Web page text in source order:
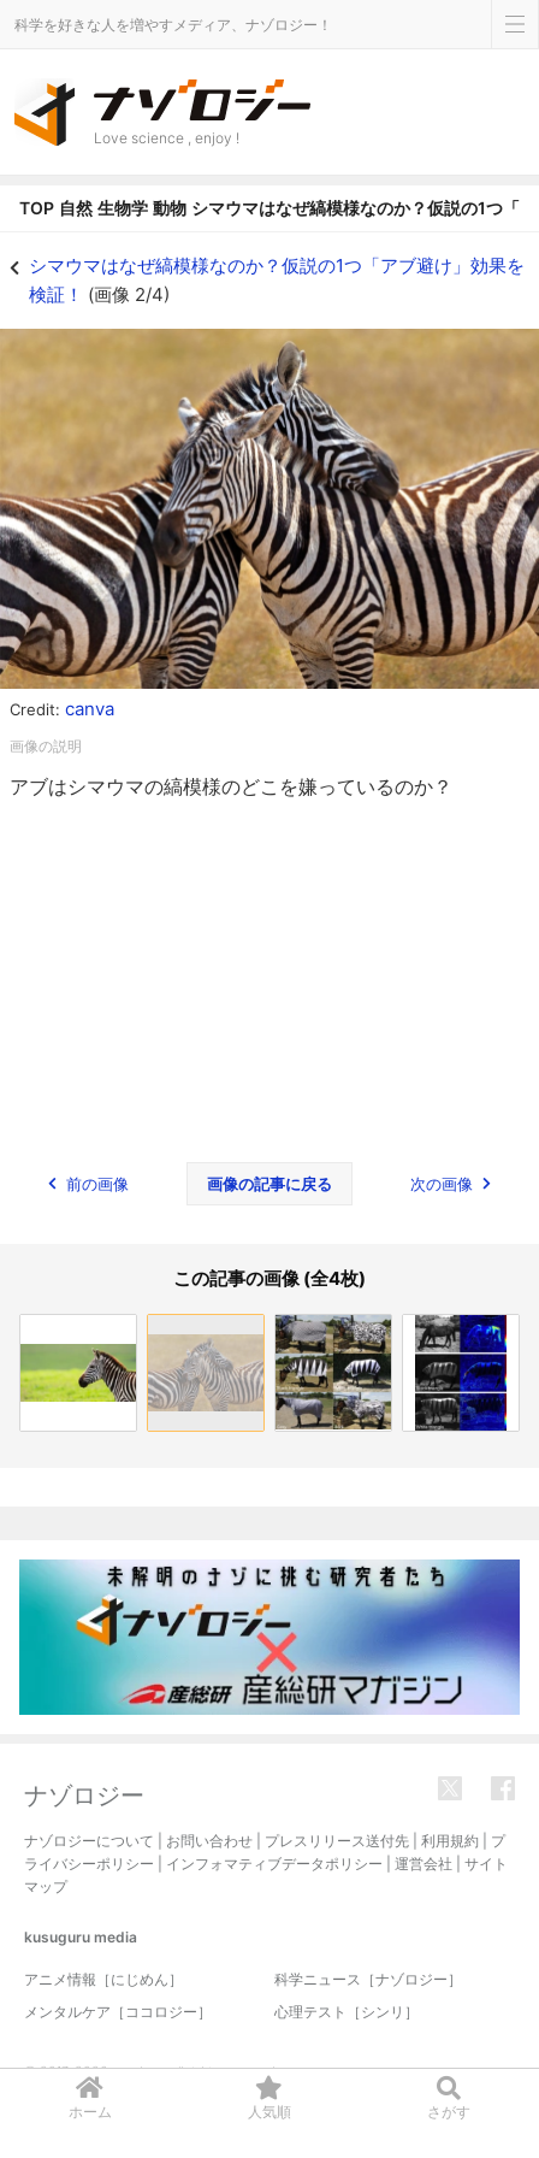
ホーム 人気順 さがす
科学を好きな人を増やすメディア、ナゾロジー！
Love science , enjoy !
TOP 自然 生物学 動物 シマウマはなぜ縞模様なのか？仮説の1つ「
シマウマはなぜ縞模様なのか？仮説の1つ「アブ避け」効果を
検証！ (画像 2/4)
Credit: canva
アブはシマウマの縞模様のどこを嫌っているのか？
前の画像 画像の記事に戻る 次の画像
この記事の画像 (全4枚)
ナゾロジー
ナゾロジーについて お問い合わせ プレスリリース送付先 利用規約
プ
ライバシーポリシー
インフォマティブデータポリシー 運営会社
サイト
マップ
kusuguru media
アニメ情報［にじめん］
科学ニュース［ナゾロジー］
メンタルケア［ココロジー］
心理テスト［シンリ］
© 2017-2026 nazology. all rights reserved.